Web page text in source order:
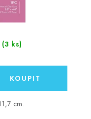
(3 ks)
cm.